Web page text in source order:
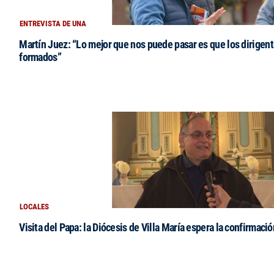
ENTREVISTA DE UNA
Martín Juez: “Lo mejor que nos puede pasar es que los
formados”
LOCALES
Visita del Papa: la Diócesis de Villa María espera la